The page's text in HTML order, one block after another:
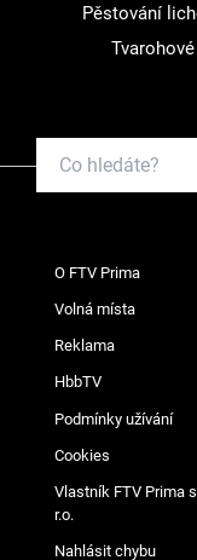
Pěstování
O FTV Prima
Volná místa
Reklama
HbbTV
Podmínky užívání
Cookies
Vlastník FTV Prima
r.o.
Nahlásit chybu